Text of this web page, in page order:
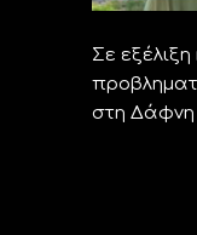
Σε
στη